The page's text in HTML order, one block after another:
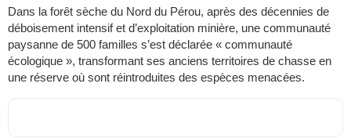
Dans la forêt sèche du Nord du Pérou, après des décennies de
déboisement intensif et d’exploitation minière, une communauté
paysanne de 500 familles s’est déclarée « communauté
écologique », transformant ses anciens territoires de chasse en
une réserve où sont réintroduites des espèces menacées.